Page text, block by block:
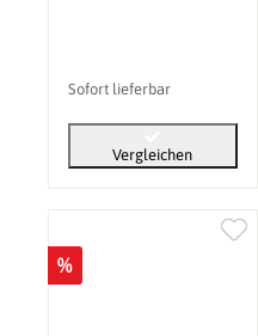
Sofort lieferbar
Vergleichen
%